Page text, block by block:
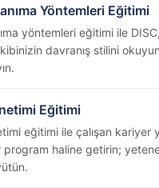
Yöntemleri Eğitimi
yöntemleri eğitimi ile
davranış stilini
Eğitimi
eğitimi ile çalışan kariyer
haline getirin;